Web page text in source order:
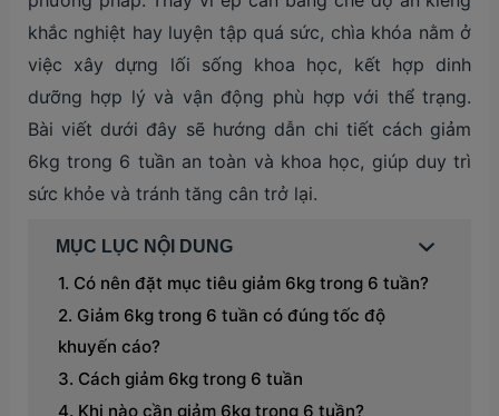
khắc nghiệt hay luyện tập quá sức, chìa khóa nằm ở
việc xây dựng lối sống khoa học, kết hợp dinh
dưỡng hợp lý và vận động phù hợp với thể trạng.
Bài viết dưới đây sẽ hướng dẫn chi tiết cách giảm
6kg trong 6 tuần an toàn và khoa học, giúp duy trì
sức khỏe và tránh tăng cân trở lại.
MỤC LỤC NỘI DUNG
Có nên đặt mục tiêu giảm 6kg trong 6 tuần?
Giảm 6kg trong 6 tuần có đúng tốc độ
khuyến cáo?
Cách giảm 6kg trong 6 tuần
Khi nào cần giảm 6kg trong 6 tuần?